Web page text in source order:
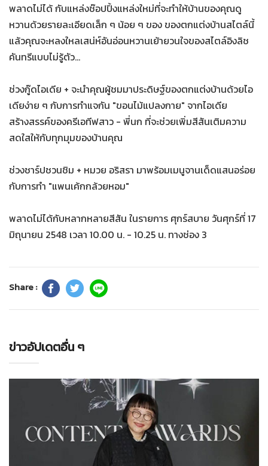
พลาดไม่ได้ กับแหล่งช๊อปปิ้งแหล่งใหม่ที่จะทำให้บ้านของคุณดู
หวานด้วยรายละเอียดเล็ก ๆ น้อย ๆ ของ ของตกแต่งบ้านสไตล์นี้
แล้วคุณจะหลงใหลเสน่ห์อันอ่อนหวานเย้ายวนใจของสไตล์อิงลิช
คันทรีแบบไม่รู้ตัว...
ช่วงกู๊ดไอเดีย + จะนำคุณผู้ชมมาประดิษฐ์ของตกแต่งบ้านด้วยไอ
เดียง่าย ๆ กับการทำแจกัน "ขอนไม้แปลงกาย" จากไอเดีย
สร้างสรรค์ของครีเอทีฟสาว - พี่นก ที่จะช่วยเพิ่มสีสันเติมความ
สดใสให้กับทุกมุมของบ้านคุณ
ช่วงชาร์ปชวนชิม + หมวย อริสรา มาพร้อมเมนูจานเด็ดแสนอร่อย
กับการทำ "แพนเค้กกล้วยหอม"
พลาดไม่ได้กับหลากหลายสีสัน ในรายการ ศุกร์สบาย วันศุกร์ที่ 17
มิถุนายน 2548 เวลา 10.00 น. - 10.25 น. ทางช่อง 3
Share :
ข่าวอัปเดตอื่น ๆ